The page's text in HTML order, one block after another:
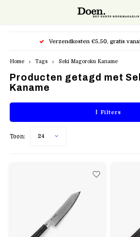
Hoofdmenu / potten & pannen
Bakpannen
Cocotte
Hoofdmenu / snijgereedschap
Keukenmessen
Mandolines en raspen
Hoofdmenu / kappersscharen
Kasho XP
Kasho Silver
Verzendkosten €5,50, gratis
Home Tags Seki Magoroku Kaname
Producten getagd met
Kaname
Filters
Toon: 24